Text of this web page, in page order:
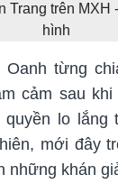
Trang trên MXH
hình
từng
cảm sau khi
lo lắng
mới đây
những khán